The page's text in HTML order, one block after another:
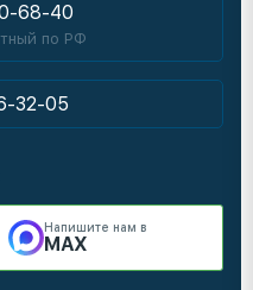
68-40
по РФ
32-05
Напишите нам в
MAX